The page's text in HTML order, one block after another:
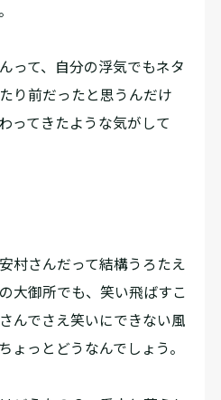
って、自分の浮気でもネタ
り前だったと思うんだけ
ってきたような気がして
村さんだって結構うろたえ
大御所でも、笑い飛ばすこ
んでさえ笑いにできない風
ょっとどうなんでしょう。